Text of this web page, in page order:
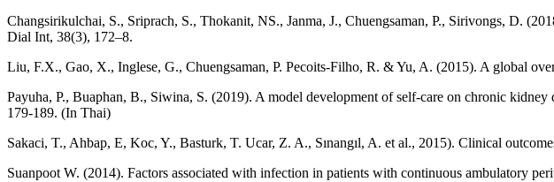
Changsirikulchai, S., Sriprach, S., Thokanit, NS., Janma, J., Chuengsaman, P., Sirivongs, D.
Dial Int, 38(3), 172–8.
Liu, F.X., Gao, X., Inglese, G., Chuengsaman, P. Pecoits-Filho, R. & Yu, A. (2015). A global
Payuha, P., Buaphan, B., Siwina, S. (2019). A model development of self-care on chronic
179-189. (In Thai)
Sakaci, T., Ahbap, E, Koc, Y., Basturk, T. Ucar, Z. A., Sınangıl, A. et al., 2015). Clinical
Suanpoot W. (2014). Factors associated with infection in patients with continuous ambulatory